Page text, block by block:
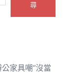
尋
家具嘲“沒當